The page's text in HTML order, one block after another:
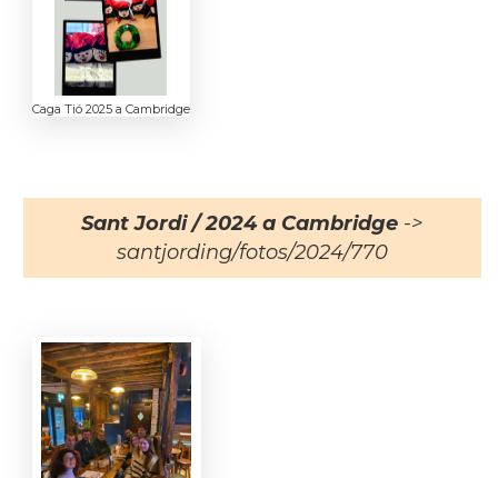
Caga Tió 2025 a Cambridge
Sant Jordi / 2024 a Cambridge ->
santjording/fotos/2024/770